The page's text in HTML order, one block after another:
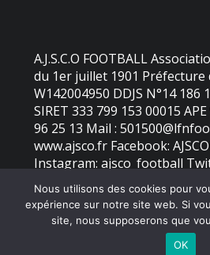
A.J.S.C.O FOOTBALL
du 1er juillet 1901 Préfecture
W142004950 DDJS N°14 186
SIRET 333 799 153 00015
96 25 13 Mail :
www.ajsco.fr Facebook:
Instagram: ajsco_football
2026 - AJS Colleville Ouistreham |
Nous utilisons des cookies pour
expérience sur notre site web. Si
site, nous supposerons que
OK